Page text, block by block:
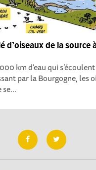
d’oiseaux de la source
km d’eau qui
par la Bourgogne, les